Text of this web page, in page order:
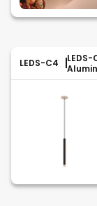
LEDS-C4